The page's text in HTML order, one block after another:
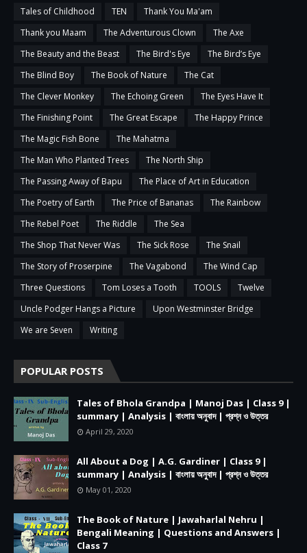
Tales of Childhood
TEN
Thank You Ma'am
Thank you Maam
The Adventurous Clown
The Axe
The Beauty and the Beast
The Bird's Eye
The Bird’s Eye
The Blind Boy
The Book of Nature
The Cat
The Clever Monkey
The Echoing Green
The Eyes Have It
The Finishing Point
The Great Escape
The Happy Prince
The Magic Fish Bone
The Mahatma
The Man Who Planted Trees
The North Ship
The Passing Away of Bapu
The Place of Art in Education
The Poetry of Earth
The Price of Bananas
The Rainbow
The Rebel Poet
The Riddle
The Sea
The Shop That Never Was
The Sick Rose
The Snail
The Story of Proserpine
The Vagabond
The Wind Cap
Three Questions
Tom Loses a Tooth TOOLS
Twelve
Uncle Podger Hangs a Picture
Upon Westminster Bridge
We are Seven
Writing
POPULAR POSTS
Tales of Bhola Grandpa | Manoj Das | Class 9 |
summary | Analysis | বাংলায় অনুবাদ | প্রশ্ন ও উত্তর
April 29, 2020
All About a Dog | A.G. Gardiner | Class 9 |
summary | Analysis | বাংলায় অনুবাদ | প্রশ্ন ও উত্তর
May 01, 2020
The Book of Nature | Jawaharlal Nehru |
Bengali Meaning | Questions and Answers |
Class 7